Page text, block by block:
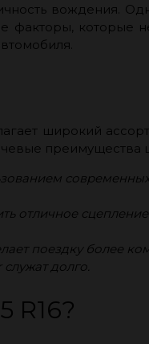
вождения.
факторы, которые
широкий
преимущества
отличное
поездку более
долго.
R16?